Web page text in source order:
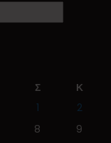
Σ
Κ
1
2
8 9